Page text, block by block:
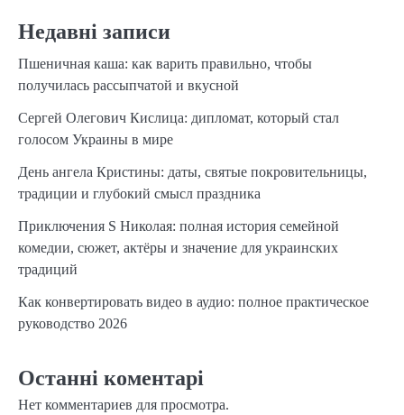
Недавні записи
Пшеничная каша: как варить правильно, чтобы
получилась рассыпчатой и вкусной
Сергей Олегович Кислица: дипломат, который стал
голосом Украины в мире
День ангела Кристины: даты, святые покровительницы,
традиции и глубокий смысл праздника
Приключения S Николая: полная история семейной
комедии, сюжет, актёры и значение для украинских
традиций
Как конвертировать видео в аудио: полное практическое
руководство 2026
Останні коментарі
Нет комментариев для просмотра.